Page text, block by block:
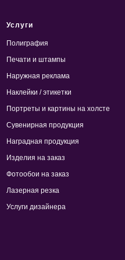
Услуги
Полиграфия
Печати и штампы
Наружная реклама
Наклейки / этикетки
Портреты и картины на холсте
Сувенирная продукция
Наградная продукция
Изделия на заказ
Фотообои на заказ
Лазерная резка
Услуги дизайнера